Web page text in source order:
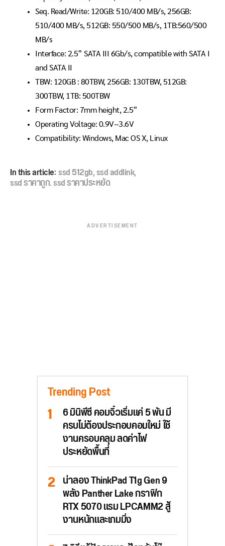
Seq. Read/Write: 120GB: 510/400 MB/s, 256GB:
510/400 MB/s, 512GB: 550/500 MB/s, 1TB:560/500
MB/s
Interface: 2.5” SATA III 6Gb/s, compatible with SATA I
and SATA II
TBW: 120GB : 80TBW, 256GB: 130TBW, 512GB:
300TBW, 1TB: 500TBW
Form Factor: 7mm height, 2.5”
Operating Voltage: 0.9V~3.6V
Compatibility: Windows, Mac OS X, Linux
In this article:ssd 512gb,ssd addlink,
ssd ราคาถูก. ssd ราคาประหยัด
ADVERTISEMENT
Trending Post
6 มินิพีซี คอมจิ๋วเริ่มแค่ 5 พัน มี
ครบไม่ต้องประกอบคอมใหม่ ใช้
งานครอบคลุม ลดค่าไฟ
ประหยัดพื้นที่
น่าลอง ThinkPad T1g Gen 9
พลัง Panther Lake กราฟิก
RTX 5070 แรม LPCAMM2 สู้
งานหนักและเกมมิ่ง